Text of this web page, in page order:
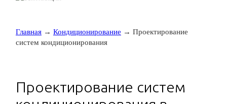
Главная → Кондиционирование → Проектирование
систем кондиционирования
Проектирование систем